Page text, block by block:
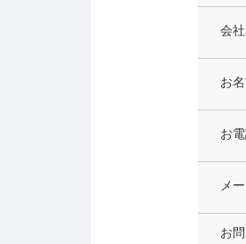
会
お
お
メ
お